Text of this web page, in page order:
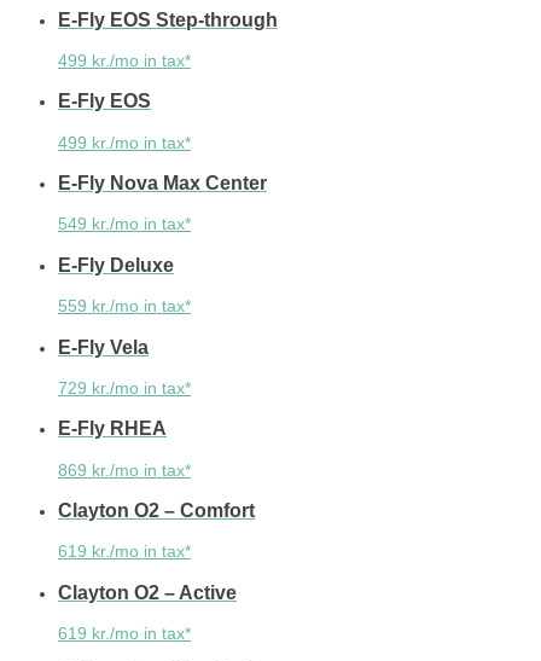
E-Fly EOS Step-through
499 kr./mo in tax*
E-Fly EOS
499 kr./mo in tax*
E-Fly Nova Max Center
549 kr./mo in tax*
E-Fly Deluxe
559 kr./mo in tax*
E-Fly Vela
729 kr./mo in tax*
E-Fly RHEA
869 kr./mo in tax*
Clayton O2 – Comfort
619 kr./mo in tax*
Clayton O2 – Active
619 kr./mo in tax*